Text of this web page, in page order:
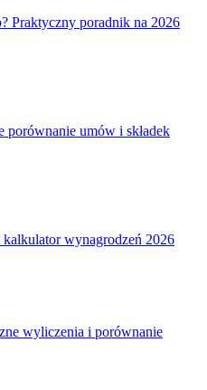
Praktyczny poradnik na 2026
porównanie umów i składek
wynagrodzeń 2026
wyliczenia i porównanie